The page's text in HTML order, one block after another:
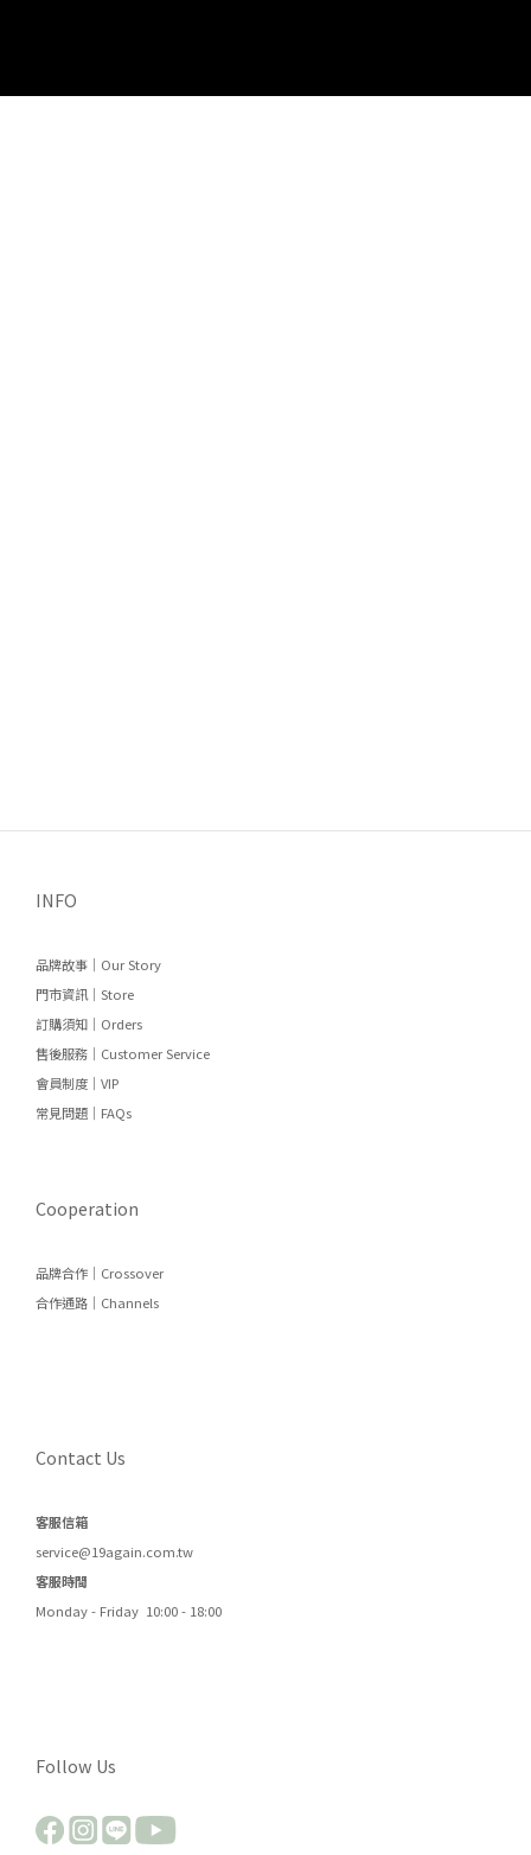
INFO
品牌故事｜Our Story
門市資訊｜Store
訂購須知｜Orders
售後服務｜Customer Service
會員制度｜VIP
常見問題｜FAQs
Cooperation
品牌合作｜Crossover
合作通路｜Channels
Contact Us
客服信箱
service@19again.com.tw
客服時間
Monday - Friday 10:00 - 18:00
Follow Us